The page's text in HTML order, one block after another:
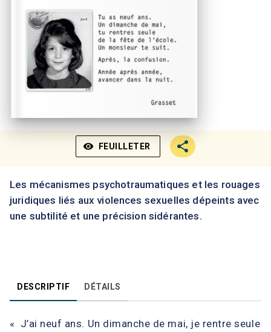
visibility FEUILLETER
Les mécanismes psychotraumatiques et les rouages
juridiques liés aux violences sexuelles dépeints avec
une subtilité et une précision sidérantes.
DESCRIPTIF DÉTAILS
« J’ai neuf ans. Un dimanche de mai, je rentre seule